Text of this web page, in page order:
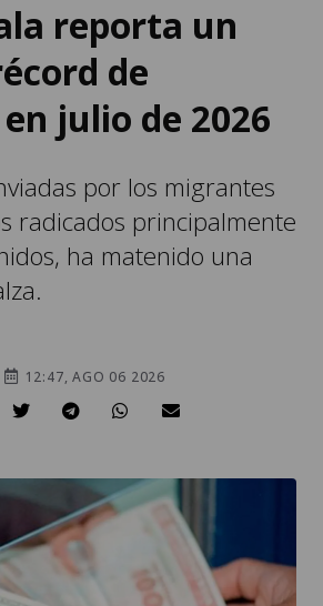
reporta un
de
julio de 2026
por los migrantes
radicados principalmente
ha matenido una
12:47, AGO 06 2026